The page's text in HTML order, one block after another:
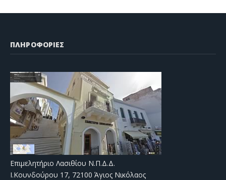
ΠΛΗΡΟΦΟΡΙΕΣ
Επιμελητήριο Λασιθίου Ν.Π.Δ.Δ.
Ι.Κουνδούρου 17, 72100 Άγιος Νικόλαος